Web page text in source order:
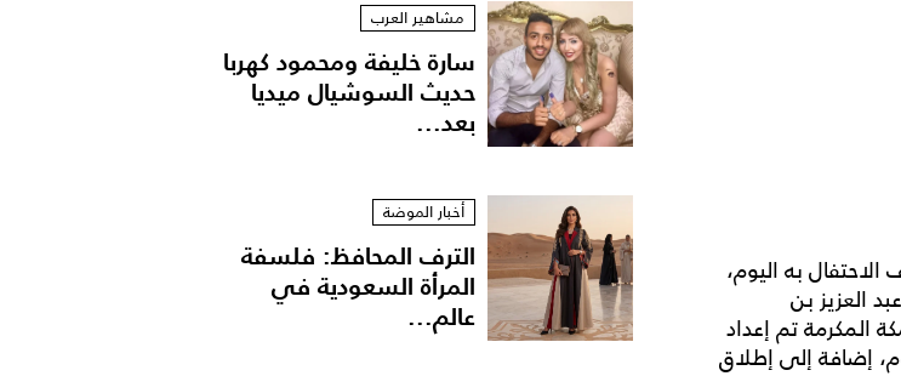
الوطني السعودي الـ 83 الذي يصادف الاحتفال به اليوم،
العزيز بن
المكرمة تم إعداد
بهذا اليوم، إضافة إلى إطلاق
مشاهير العرب
سارة خليفة ومحمود كهربا
حديث السوشيال ميديا
بعد...
أخبار الموضة
الترف المحافظ: فلسفة
المرأة السعودية في
عالم...